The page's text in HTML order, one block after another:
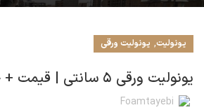
یونولیت, یونولیت ورقی
یونولیت ورقی 5 سانتی | قیمت + خرید
Foamtayebi